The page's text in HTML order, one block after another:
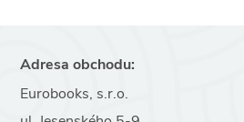
Adresa obchodu:
Eurobooks, s.r.o.